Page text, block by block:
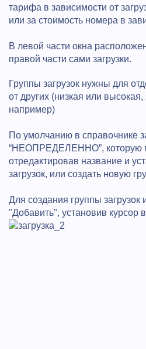
тарифа в зависимости от
или за стоимость номера в
В левой части окна
правой части сами загрузки.
Группы загрузок нужны для
от других (низкая или
например)
По умолчанию в справочнике
“НЕОПРЕДЕЛЕННО”, которую
отредактировав название и
загрузок, или создать новую
Для создания группы загрузок
"Добавить", установив курсор